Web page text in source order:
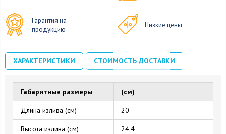
Гарантия на
продукцию
Низкие цены
ХАРАКТЕРИСТИКИ СТОИМОСТЬ ДОСТАВКИ
Габаритные размеры (см)
Длина излива (см) 20
Высота излива (см) 24.4